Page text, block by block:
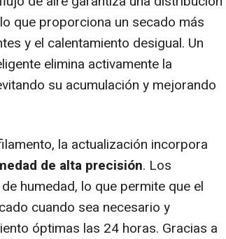
que proporciona un secado más
y el calentamiento desigual. Un
elimina activamente la
su acumulación y mejorando
la actualización incorpora
de alta precisión. Los
humedad, lo que permite que el
cuando sea necesario y
óptimas las 24 horas. Gracias a